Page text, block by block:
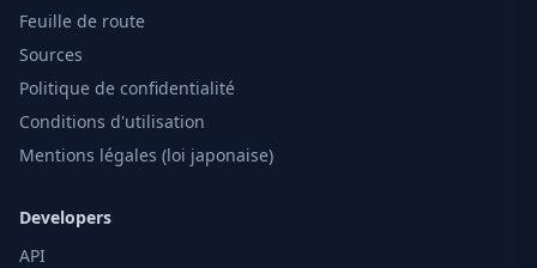
Feuille de route
Sources
Politique de confidentialité
Conditions d'utilisation
Mentions légales (loi japonaise)
Developers
API